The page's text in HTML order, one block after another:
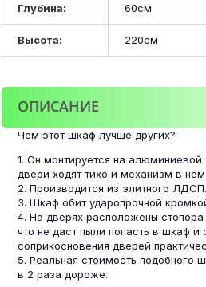
Глубина: 60см
Высота: 220см
ОПИСАНИЕ
Чем этот шкаф лучше других?
1. Он монтируется на
двери ходят тихо и механизм в
2. Производится из элитного ЛДСП.
3. Шкаф обит ударопрочной
4. На дверях расположены
что не даст пыли попасть в шкаф и
соприкосновения дверей
5. Реальная стоимость подобного
в 2 раза дороже.